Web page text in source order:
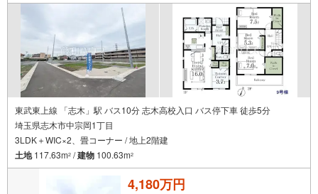
東武東上線 「志木」駅 バス10分 志木高校入口 バス停下車 徒歩5分
埼玉県志木市中宗岡1丁目
3LDK＋WIC×2、畳コーナー / 地上2階建
土地117.63m2 /建物 100.63m2
4,180万円